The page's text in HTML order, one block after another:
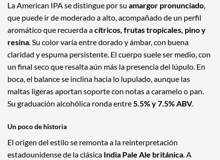
La American IPA se distingue por su amargor pronunciado,
que puede ir de moderado a alto, acompañado de un perfil
aromático que recuerda acítricos, frutas tropicales, pino y
resina. Su color varía entre dorado y ámbar, con buena
claridad y espuma persistente. El cuerpo suele ser medio, con
un final seco que resalta aún más la presencia del lúpulo. En
boca, el balance se inclina hacia lo lupulado, aunque las
maltas ligeras aportan soporte con notas a caramelo o pan.
Su graduación alcohólica ronda entre5.5% y 7.5% ABV.
Un poco de historia
El origen del estilo se remonta a la reinterpretación
estadounidense de la clásica India Pale Ale británica. A